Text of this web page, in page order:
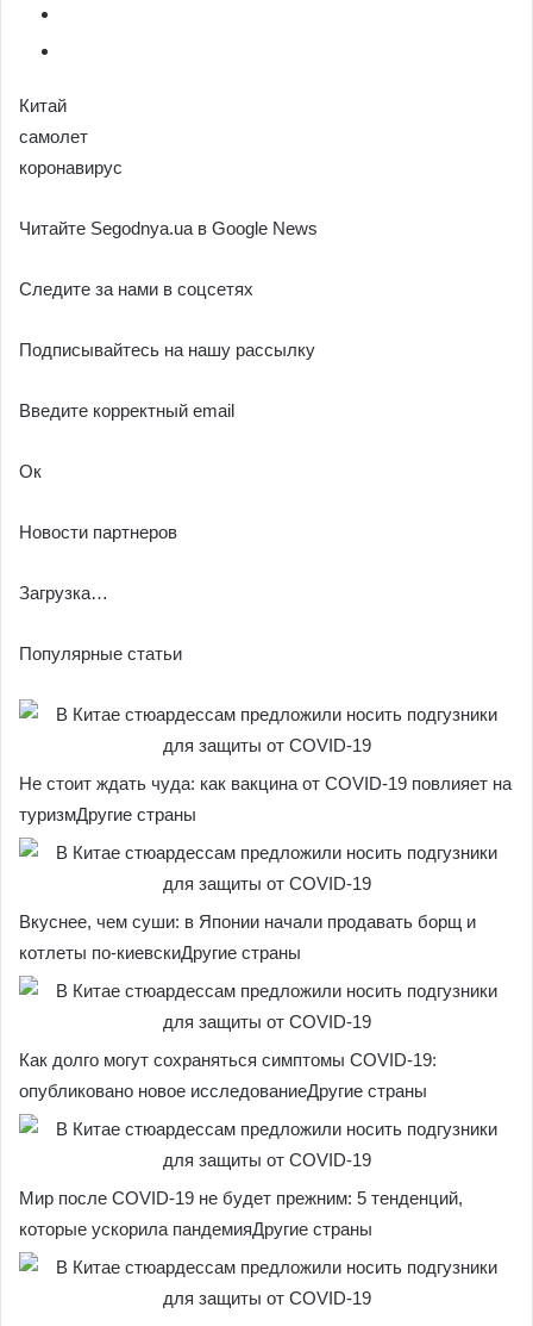
Китай
самолет
коронавирус
Читайте Segodnya.ua в Google News
Следите за нами в соцсетях
Подписывайтесь на нашу рассылку
Введите корректный email
Ок
Новости партнеров
Загрузка…
Популярные статьи
Не стоит ждать чуда: как вакцина от COVID-19 повлияет на
туризмДругие страны
Вкуснее, чем суши: в Японии начали продавать борщ и
котлеты по-киевскиДругие страны
Как долго могут сохраняться симптомы COVID-19:
опубликовано новое исследованиеДругие страны
Мир после COVID-19 не будет прежним: 5 тенденций,
которые ускорила пандемияДругие страны